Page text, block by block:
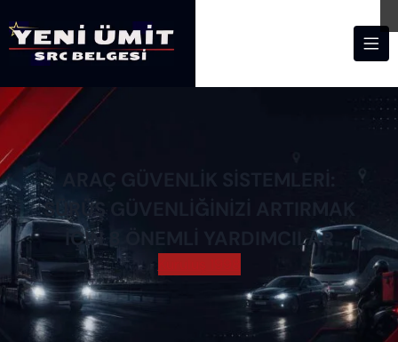
SÜRÜŞ GÜVENLIĞINIZI ARTIRMAK
İÇIN 8 ÖNEMLI YARDIMCILAR